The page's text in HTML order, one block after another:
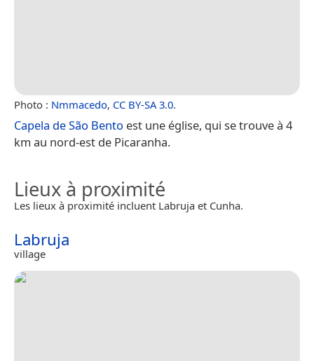
Photo : Nmmacedo, CC BY-SA 3.0.
Capela de São Bento est une église, qui se trouve à 4
km au nord-est de Picaranha.
Lieux à proximité
Les lieux à proximité incluent Labruja et Cunha.
Labruja
village